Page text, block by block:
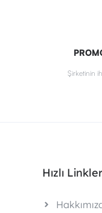
Şirketinin
Hızlı Linkler